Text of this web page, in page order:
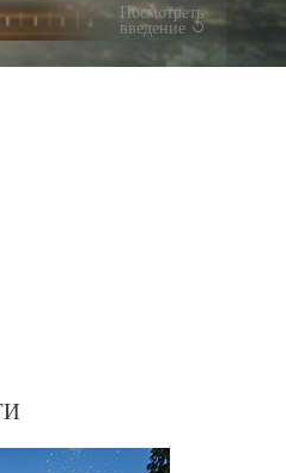
Посмотреть
введение